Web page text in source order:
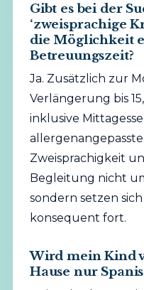
Gibt es bei der
‘zweisprachige
die Möglichkeit
Betreuungszeit?
Ja. Zusätzlich zur
Verlängerung bis
inklusive
Zweisprachigkeit
Begleitung nicht
sondern setzen
konsequent fort.
Wird mein Kind
Hause nur